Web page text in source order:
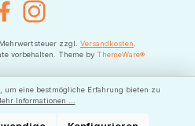
Instagram
zzgl. Versandkosten
vorbehalten. Theme by ThemeWare®
um eine bestmögliche Erfahrung bieten zu
Informationen ...